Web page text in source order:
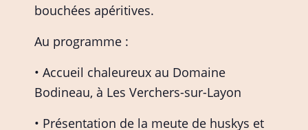
bouchées apéritives.
Au programme :
• Accueil chaleureux au Domaine
Bodineau, à Les Verchers-sur-Layon
• Présentation de la meute de huskys et